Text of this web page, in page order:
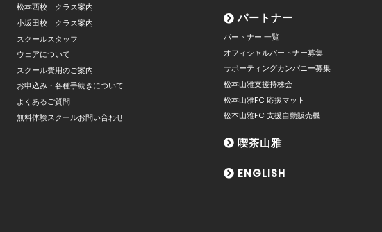
松本西校 クラス案内
小坂田校 クラス案内
スクールスタッフ
ウェアについて
スクール費用のご案内
お申込み・各種手続きについて
よくあるご質問
無料体験スクールお問い合わせ
パートナー
パートナー 一覧
オフィシャルパートナー募集
サポーティングカンパニー募集
松本山雅支援持株会
松本山雅FC 応援マット
松本山雅FC 支援自動販売機
喫茶山雅
ENGLISH